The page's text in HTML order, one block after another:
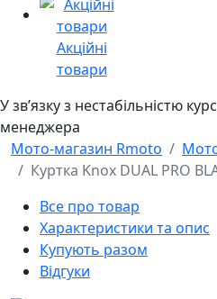
Акційні
товари
У звʼязку з нестабільністю
менеджера
Мото-магазин Rmoto
Куртка Knox DUAL PRO
Все про товар
Характеристики та опис
Купують разом
Відгуки